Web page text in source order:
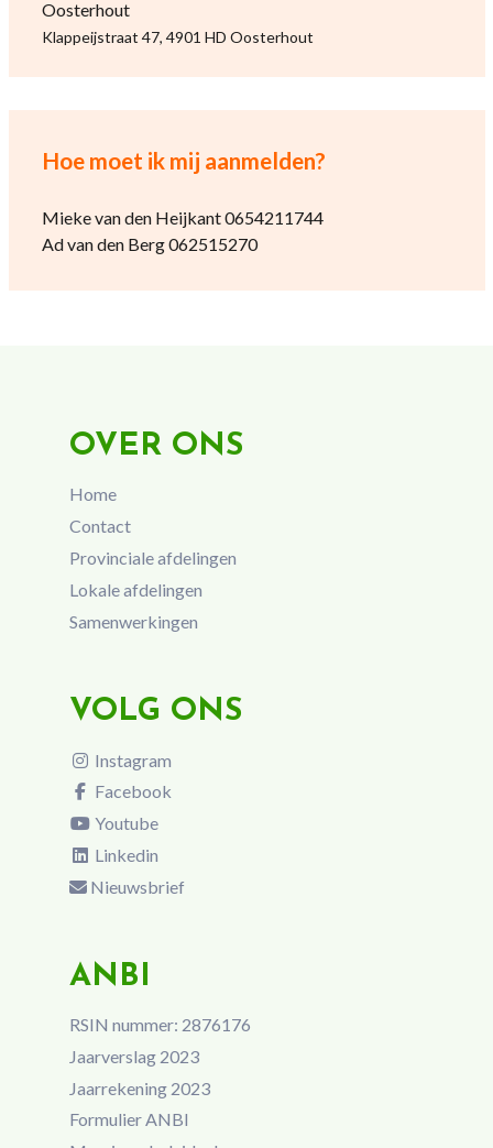
Oosterhout
Klappeijstraat 47, 4901 HD Oosterhout
Hoe moet ik mij aanmelden?
Mieke van den Heijkant 0654211744
Ad van den Berg 062515270
OVER ONS
Home
Contact
Provinciale afdelingen
Lokale afdelingen
Samenwerkingen
VOLG ONS
Instagram
Facebook
Youtube
Linkedin
Nieuwsbrief
ANBI
RSIN nummer: 2876176
Jaarverslag 2023
Jaarrekening 2023
Formulier ANBI